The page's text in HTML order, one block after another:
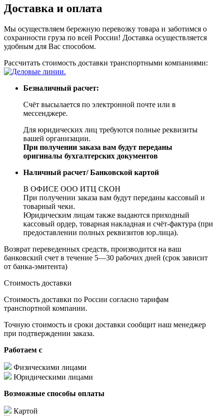
Доставка и оплата
Мы осуществляем бережную перевозку товара и заботимся о
сохранности груза по всей России! Доставка осуществляется
удобным для Вас способом.
Рассчитать стоимость доставки транспортными компаниями:
Безналичный расчет:
Счёт высылается по электронной почте или в
мессенджере.
Для юридических лиц требуются полные реквизиты
вашей организации.
При получении заказа вам будут переданы
оригиналы бухгалтерских документов
Наличный расчет/ Банковской картой
В ОФИСЕ ООО ИТЦ СКОН
При получении заказа вам будут переданы кассовый и
товарный чеки.
Юридическим лицам также выдаются приходный
кассовый ордер, товарная накладная и счёт-фактура (при
предоставлении полных реквизитов юр.лица).
Возврат переведенных средств, производится на ваш
банковский счет в течение 5—30 рабочих дней (срок зависит
от банка-эмитента)
Стоимость доставки
Стоимость доставки по России согласно тарифам
транспортной компании.
Точную стоимость и сроки доставки сообщит наш менеджер
при подтверждении заказа.
Работаем с
Физическими лицами
Юридическими лицами
Возможные способы оплаты
Картой